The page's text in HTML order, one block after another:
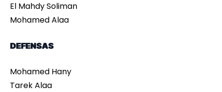
El Mahdy Soliman
Mohamed Alaa
DEFENSAS
Mohamed Hany
Tarek Alaa